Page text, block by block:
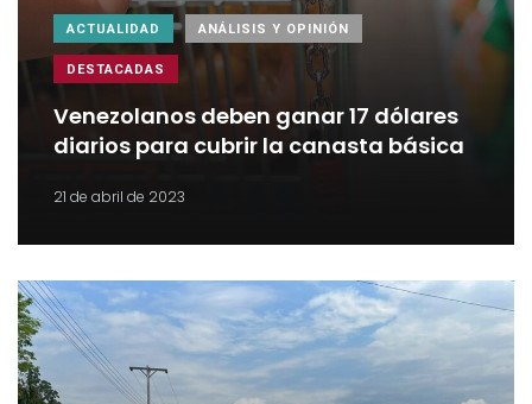
ACTUALIDAD ANÁLISIS Y OPINIÓN
DESTACADAS
Venezolanos deben ganar 17 dólares
diarios para cubrir la canasta básica
21 de abril de 2023